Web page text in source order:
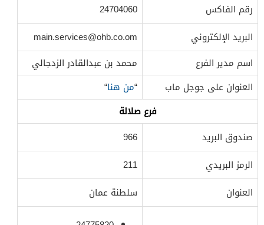
رقم الفاكس
24704060
البريد الإلكتروني
main.services@ohb.co.om
اسم مدير الفرع
محمد بن عبدالقادر الزدجالي
العنوان على جوجل ماب
“من هنا“
فرع صلالة
صندوق البريد
966
الرمز البريدي
211
العنوان
سلطنة عمان